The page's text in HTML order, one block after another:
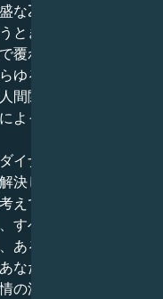
な乙女座の太陽と、
とき。あなたは、現
覆われている人で
ゆる物事において完
間関係の秘密の世界
よって成り立ってい
イナミズムの中心に
決し、パートナーの
えています。しか
すべてをドラマチッ
あるいはあなたに愛
なたを引っ張ってい
の深さを経験できる